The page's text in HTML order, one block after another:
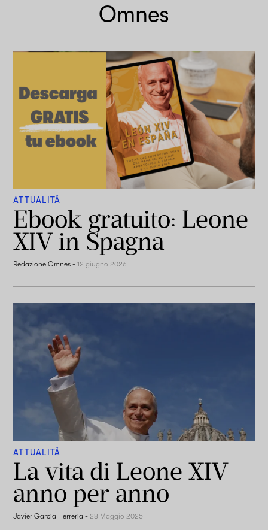
Omnes
ATTUALITÀ
Ebook gratuito: Leone
XIV in Spagna
Redazione Omnes -12 giugno 2026
ATTUALITÀ
La vita di Leone XIV
anno per anno
Javier García Herrería - 28 Maggio 2025